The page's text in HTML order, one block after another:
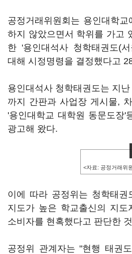
공정거래위원회는 용인대학
하지 않았으면서 학위를 가고
한 '용인대석사 청학태권도(
대해 시정명령을 결정했다고
용인대석사 청학태권도는 지
까지 간판과 사업장 게시물,
'용인대학교 대학원 동문도장'
광고해 왔다.
<자료: 공정거래위
이에 따라 공정위는 청학태권
지도가 높은 학교출신의 지도
소비자를 현혹했다고 판단한
공정위 관계자는 "현행 태권